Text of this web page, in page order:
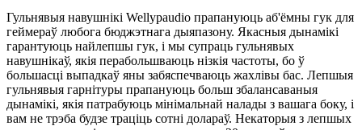
Гульнявыя навушнікі Wellypaudio прапануюць аб'ёмны гук для
геймераў любога бюджэтнага дыяпазону. Якасныя дынамікі
гарантуюць найлепшы гук, і мы супраць гульнявых
навушнікаў, якія перабольшваюць нізкія частоты, бо ў
большасці выпадкаў яны забяспечваюць жахлівы бас. Лепшыя
гульнявыя гарнітуры прапануюць больш збалансаваныя
дынамікі, якія патрабуюць мінімальнай налады з вашага боку, і
вам не трэба будзе траціць сотні долараў. Некаторыя з лепшых